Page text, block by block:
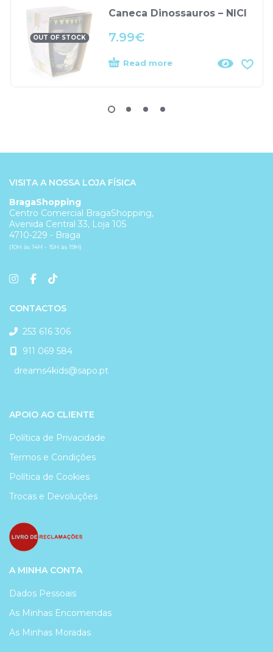
OUT OF STOCK
Caneca Dinossauros – NICI
7.99€
Read more
VISITA A NOSSA LOJA FÍSICA
BragaShopping
Centro Comercial BragaShopping,
Avenida Central 33, Loja 105
4710-229 - Braga
(10H às 14H - 15H às 19H)
CONTACTOS
253 616 306
911 069 584
dreams4kids@sapo.pt
APOIO AO CLIENTE
Política de Privacidade
Termos e Condições
Política de Cookies
Trocas e Devoluções
A MINHA CONTA
Dados Pessoais
As Minhas Encomendas
As Minhas Moradas